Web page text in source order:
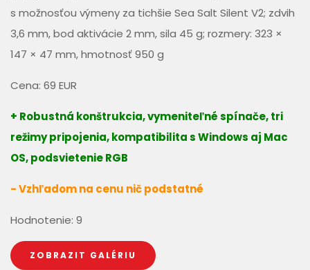
s možnosťou výmeny za tichšie Sea Salt Silent V2; zdvih
3,6 mm, bod aktivácie 2 mm, sila 45 g; rozmery: 323 ×
147 × 47 mm, hmotnosť 950 g
Cena: 69 EUR
+ Robustná konštrukcia, vymeniteľné spínače, tri
režimy pripojenia, kompatibilita s Windows aj Mac
OS, podsvietenie RGB
- Vzhľadom na cenu nič podstatné
Hodnotenie: 9
ZOBRAZIT GALÉRIU